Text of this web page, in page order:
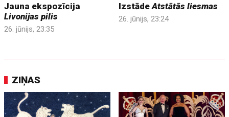
Jauna ekspozīcija
Livonijas pilis
26. jūnijs, 23:35
IzstādeAtstātās liesmas
26. jūnijs, 23:24
ZIŅAS